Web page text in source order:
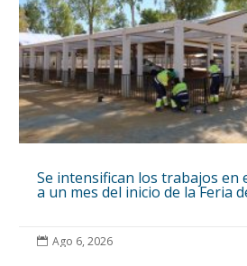
Se intensifican los trabajos en
a un mes del inicio de la Feria
 Ago 6, 2026